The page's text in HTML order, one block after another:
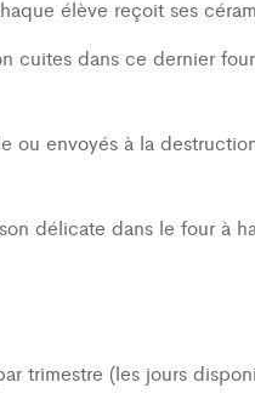
élève reçoit ses
cuites dans ce dernier
ou envoyés à la
délicate dans le four à
trimestre (les jours